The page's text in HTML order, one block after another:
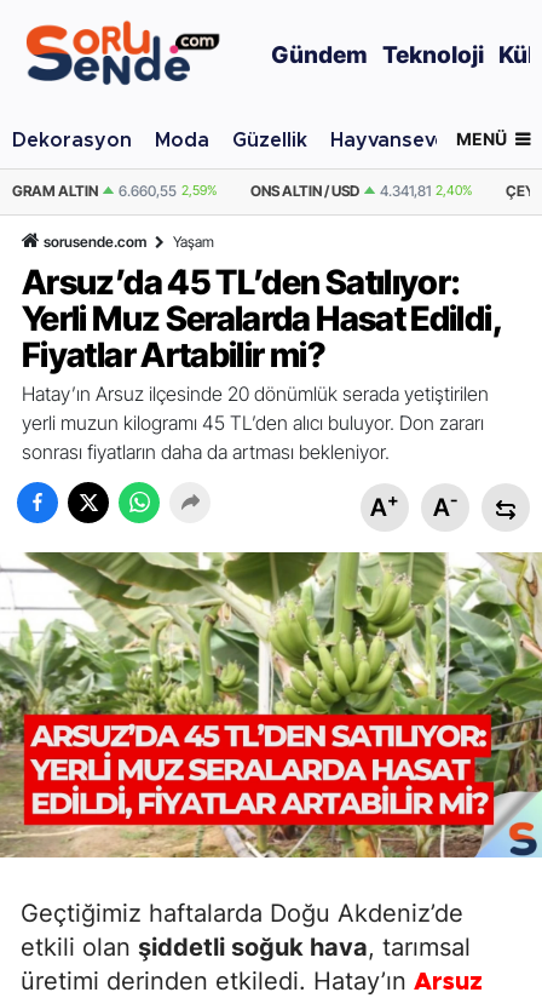
Gündem Teknoloji
Dekorasyon Moda Güzellik Hayvansever MENÜ
ONS ALTIN / USD 4.341,81 2,40% ÇEYREK ALTIN 10.889,99 2,59%
sorusende.com Yaşam
Arsuz’da 45 TL’den Satılıyor:
Yerli Muz Seralarda Hasat Edildi,
Fiyatlar Artabilir mi?
Hatay’ın Arsuz ilçesinde 20 dönümlük serada yetiştirilen
yerli muzun kilogramı 45 TL’den alıcı buluyor. Don zararı
sonrası fiyatların daha da artması bekleniyor.
A+ A-
Geçtiğimiz haftalarda Doğu Akdeniz’de
etkili olan şiddetli soğuk hava, tarımsal
üretimi derinden etkiledi. Hatay’ın Arsuz